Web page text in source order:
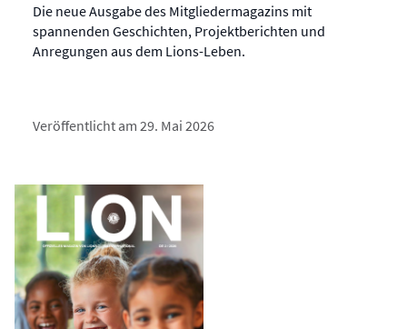
Die neue Ausgabe des Mitgliedermagazins mit
spannenden Geschichten, Projektberichten und
Anregungen aus dem Lions-Leben.
Veröffentlicht am 29. Mai 2026